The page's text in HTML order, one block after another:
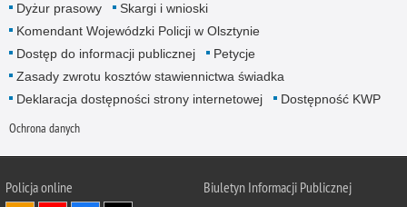
Dyżur prasowy
Skargi i wnioski
Komendant Wojewódzki Policji w Olsztynie
Dostęp do informacji publicznej
Petycje
Zasady zwrotu kosztów stawiennictwa świadka
Deklaracja dostępności strony internetowej
Dostępność KWP
Ochrona danych
Policja online
Biuletyn Informacji Publicznej